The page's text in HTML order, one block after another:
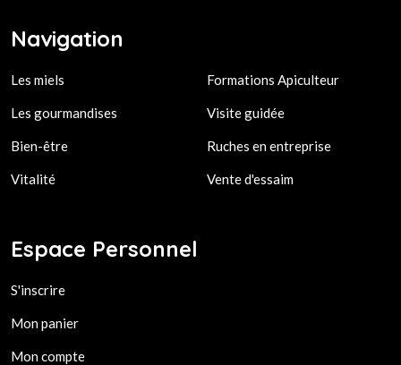
Navigation
Les miels
Les gourmandises
Bien-être
Vitalité
Formations Apiculteur
Visite guidée
Ruches en entreprise
Vente d'essaim
Espace Personnel
S'inscrire
Mon panier
Mon compte